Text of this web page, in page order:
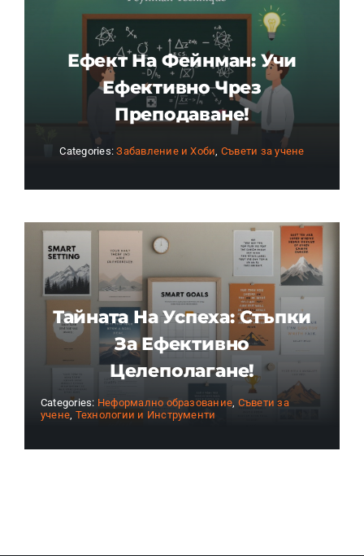
Ефект На Фейнман: Учи
Ефективно Чрез
Преподаване!
Categories:Забавление и Хоби Съвети за учене
Тайната На Успеха: Стъпки
За Ефективно
Целеполагане!
Categories: Неформално образование Съвети за
учене Технологии и Инструменти